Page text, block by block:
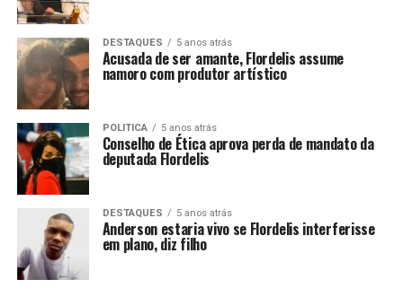
CARRINHO
EDITORIAL
ENTREVISTAS
EXPEDIENTE
FINALIZAR COMPRA
HOME
LANÇAMENTOS
DESTAQUES 5 anos atrás
Acusada de ser amante, Flordelis assume
namoro com produtor artístico
POLITICA 5 anos atrás
Conselho de Ética aprova perda de mandato da
deputada Flordelis
DESTAQUES 5 anos atrás
Anderson estaria vivo se Flordelis interferisse
em plano, diz filho